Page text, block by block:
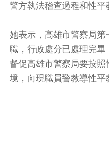
警方執法稽查過程和性平
她表示，高雄市警察局
職，行政處分已處理完
督促高雄市警察局要按
境，向現職員警教導性平